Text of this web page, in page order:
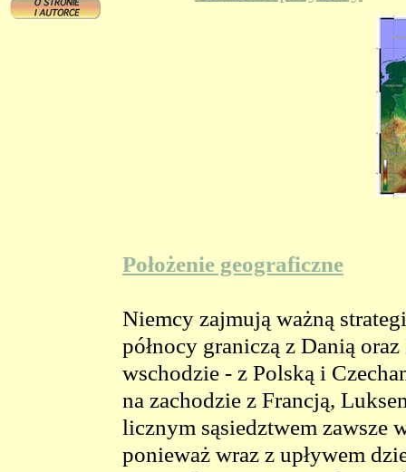
Położenie geograficzne
Niemcy zajmują ważną
północy graniczą z Danią
wschodzie - z Polską i
na zachodzie z Francją,
licznym sąsiedztwem zawsze
ponieważ wraz z upływem